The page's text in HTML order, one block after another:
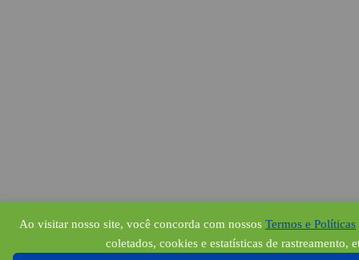
Ao visitar nosso site, você concorda com nossos Termos e Políticas
coletados, cookies e estatísticas de rastreamento,